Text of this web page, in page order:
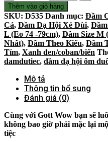
Thêm vào giỏ hàng
SKU: D535 Danh mục: Đầm
Cá, Đầm Dạ Hội Xẻ Đùi,
L (Eo 74 -79cm), Đầm Size M
Nhất), Đầm Theo Kiểu, Đầm
Tím, Xanh đen/coban/biển
damdutiec, đầm dạ hội ôm
Mô tả
Thông tin bổ sung
Đánh giá (0)
Cùng với Gott Wow bạn sẽ
không bao giờ phải mặc lại
tiệc